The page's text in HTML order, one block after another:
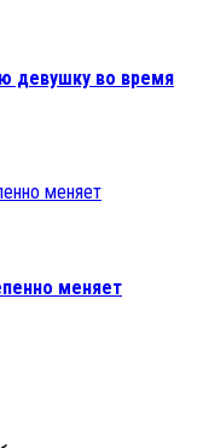
девушку во время
меняет